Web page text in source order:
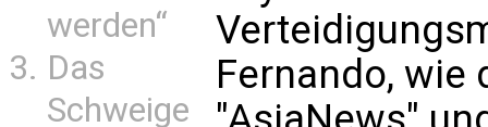
werden“
Das
Schweige
Fernando, wie